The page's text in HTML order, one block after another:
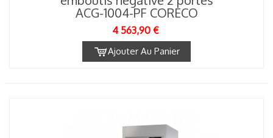
ACG-1004-PF CORECO
4 563,90 €
Ajouter Au Panier